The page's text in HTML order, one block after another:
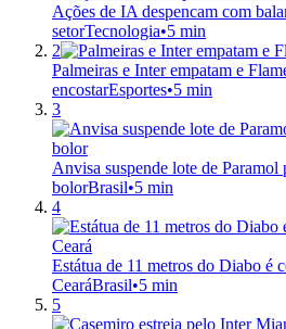
Ações de IA despencam com
setorTecnologia•5 min
2
Palmeiras e Inter empatam e
encostarEsportes•5 min
3
Anvisa suspende lote de Paramol
bolorBrasil•5 min
4
Estátua de 11 metros do Diabo é
CearáBrasil•5 min
5